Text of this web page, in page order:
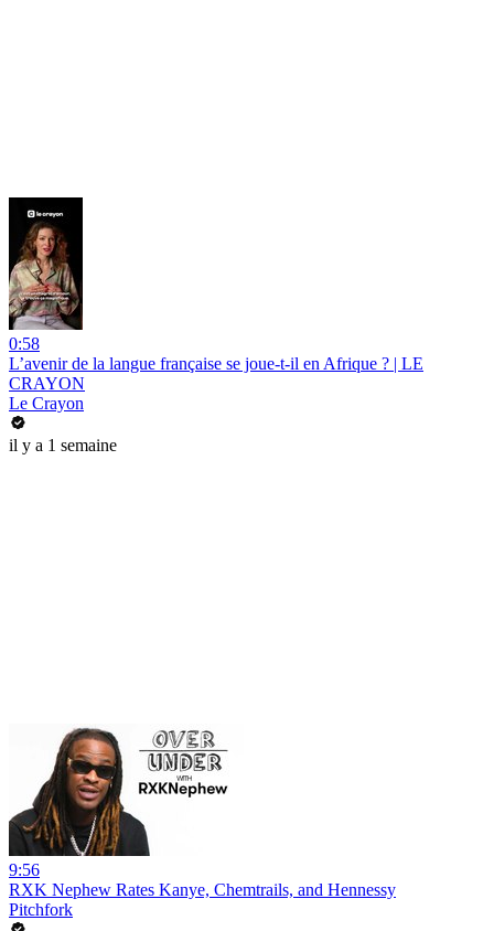
0:58
L’avenir de la langue française se joue-t-il en Afrique ? | LE
CRAYON
Le Crayon
il y a 1 semaine
9:56
RXK Nephew Rates Kanye, Chemtrails, and Hennessy
Pitchfork